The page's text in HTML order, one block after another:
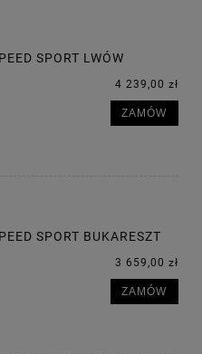
SPORT LWÓW
4 239,00 zł
ZAMÓW
SPORT BUKARESZT
3 659,00 zł
ZAMÓW